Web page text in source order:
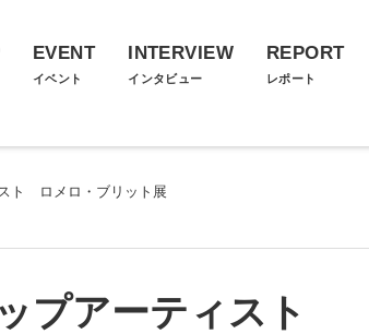
EVENT
イベント
INTERVIEW
インタビュー
REPORT
レポート
ト ロメロ・ブリット展
プアーティスト